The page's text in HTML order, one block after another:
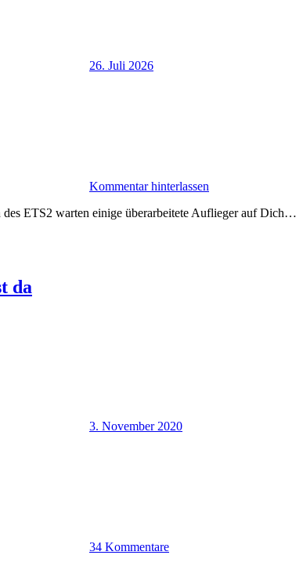
26. Juli 2026
Kommentar hinterlassen
des ETS2 warten einige überarbeitete Auflieger auf Dich…
da
3. November 2020
34 Kommentare